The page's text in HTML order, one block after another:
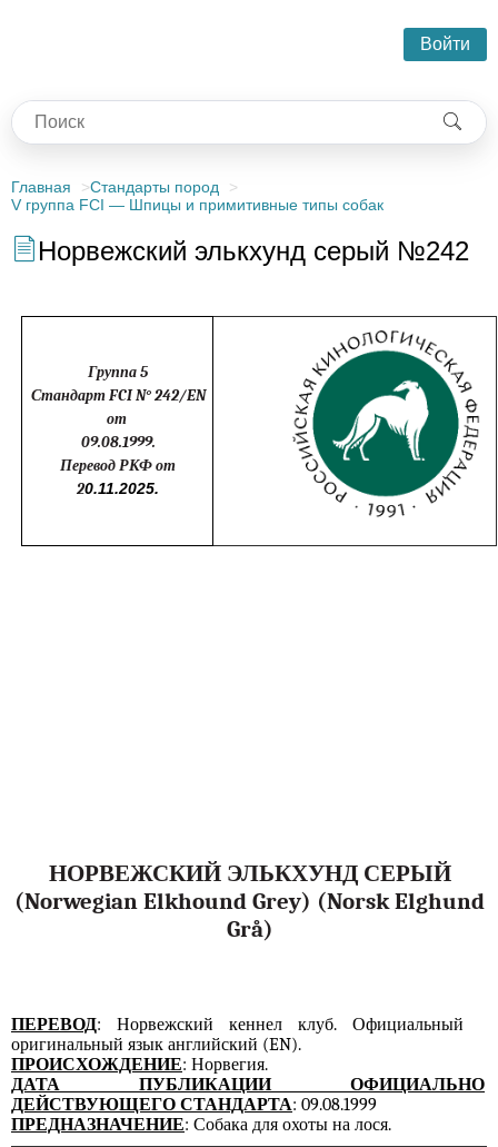
Войти
Главная
Стандарты пород
V группа FCI — Шпицы и примитивные типы собак
Норвежский элькхунд серый №242
Группа 5
Стандарт FCI N° 242/EN
от
09.08.1999.
Перевод РКФ от
20.11.2025.
НОРВЕЖСКИЙ ЭЛЬКХУНД СЕРЫЙ
(Norwegian Elkhound Grey) (Norsk Elghund
Grå)
ПЕРЕВОД: Норвежский кеннел клуб. Официальный
оригинальный язык английский (EN).
ПРОИСХОЖДЕНИЕ: Норвегия.
ДАТА ПУБЛИКАЦИИ ОФИЦИАЛЬНО
ДЕЙСТВУЮЩЕГО СТАНДАРТА: 09.08.1999
ПРЕДНАЗНАЧЕНИЕ: Собака для охоты на лося.